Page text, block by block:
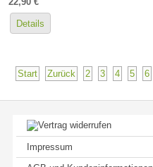
Details
Start Zurück 2 3 4 5 6
Impressum